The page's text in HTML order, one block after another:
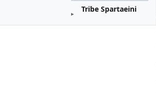
Tribe Spartaeini